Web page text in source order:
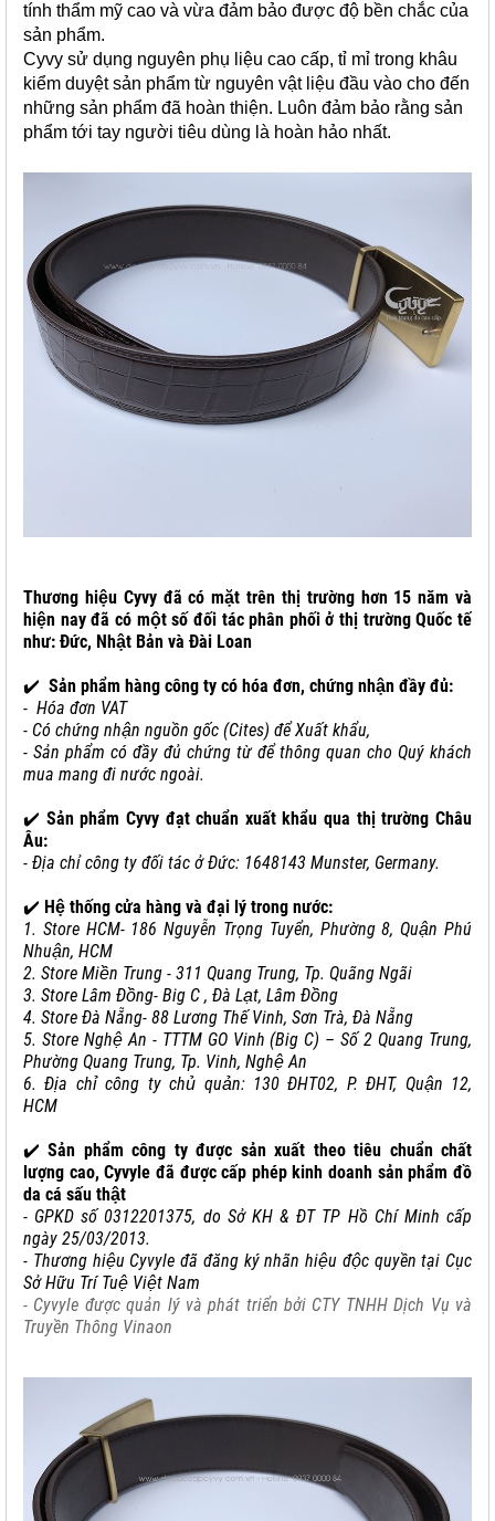
tính thẩm mỹ cao và vừa đảm bảo được độ bền chắc của
sản phẩm.
Cyvy sử dụng nguyên phụ liệu cao cấp, tỉ mỉ trong khâu
kiểm duyệt sản phẩm từ nguyên vật liệu đầu vào cho đến
những sản phẩm đã hoàn thiện. Luôn đảm bảo rằng sản
phẩm tới tay người tiêu dùng là hoàn hảo nhất.
Thương hiệu Cyvy đã có mặt trên thị trường hơn 15 năm và
hiện nay đã có một số đối tác phân phối ở thị trường Quốc tế
như: Đức, Nhật Bản và Đài Loan
✔️ Sản phẩm hàng công ty có hóa đơn, chứng nhận đầy đủ:
- Hóa đơn VAT
- Có chứng nhận nguồn gốc (Cites) để Xuất khẩu,
- Sản phẩm có đầy đủ chứng từ để thông quan cho Quý khách
mua mang đi nước ngoài.
✔️ Sản phẩm Cyvy đạt chuẩn xuất khẩu qua thị trường Châu
Âu:
- Địa chỉ công ty đối tác ở Đức: 1648143 Munster, Germany.
✔️ Hệ thống cửa hàng và đại lý trong nước:
1. Store HCM- 186 Nguyễn Trọng Tuyển, Phường 8, Quận Phú
Nhuận, HCM
2. Store Miền Trung - 311 Quang Trung, Tp. Quãng Ngãi
3. Store Lâm Đồng- Big C , Đà Lạt, Lâm Đồng
4. Store Đà Nẵng- 88 Lương Thế Vinh, Sơn Trà, Đà Nẵng
5. Store Nghệ An - TTTM GO Vinh (Big C) – Số 2 Quang Trung,
Phường Quang Trung, Tp. Vinh, Nghệ An
6. Địa chỉ công ty chủ quản: 130 ĐHT02, P. ĐHT, Quận 12,
HCM
✔️Sản phẩm công ty được sản xuất theo tiêu chuẩn chất
lượng cao, Cyvyle đã được cấp phép kinh doanh sản phẩm đồ
da cá sấu thật
- GPKD số 0312201375, do Sở KH & ĐT TP Hồ Chí Minh cấp
ngày 25/03/2013.
- Thương hiệu Cyvyle đã đăng ký nhãn hiệu độc quyền tại Cục
Sở Hữu Trí Tuệ Việt Nam
- Cyvyle được quản lý và phát triển bởi CTY TNHH Dịch Vụ và
Truyền Thông Vinaon